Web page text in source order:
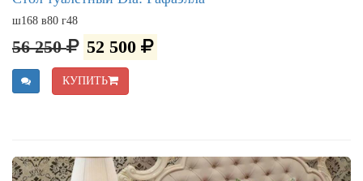
ш168 в80 г48
56 250 52 500
КУПИТЬ